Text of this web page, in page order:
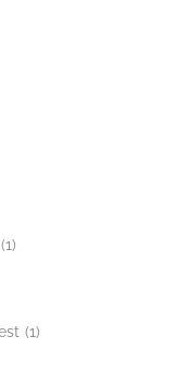
(1)
(1)